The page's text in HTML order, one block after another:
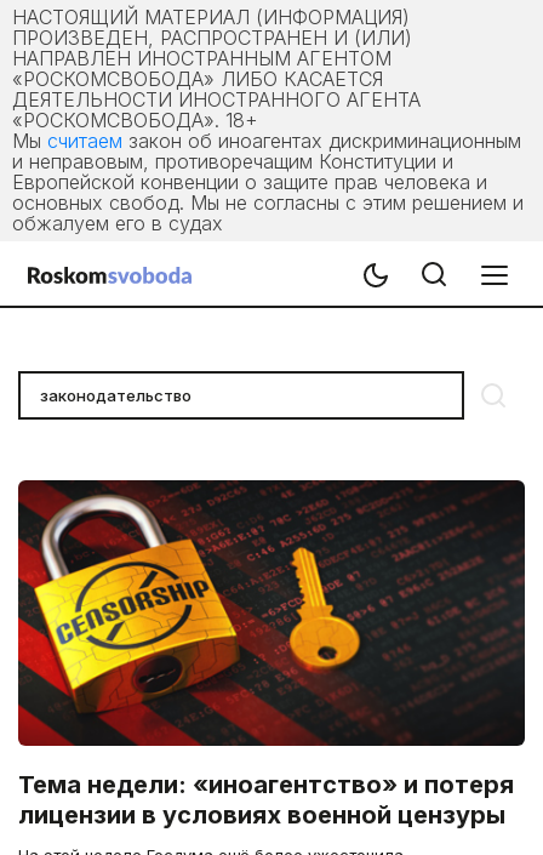
НАСТОЯЩИЙ МАТЕРИАЛ (ИНФОРМАЦИЯ)
ПРОИЗВЕДЕН, РАСПРОСТРАНЕН И (ИЛИ)
НАПРАВЛЕН ИНОСТРАННЫМ АГЕНТОМ
«РОСКОМСВОБОДА» ЛИБО КАСАЕТСЯ
ДЕЯТЕЛЬНОСТИ ИНОСТРАННОГО АГЕНТА
«РОСКОМСВОБОДА». 18+
Мы считаем закон об иноагентах дискриминационным
и неправовым, противоречащим Конституции и
Европейской конвенции о защите прав человека и
основных свобод. Мы не согласны с этим решением и
обжалуем его в судах
Тема недели: «иноагентство» и потеря
лицензии в условиях военной цензуры